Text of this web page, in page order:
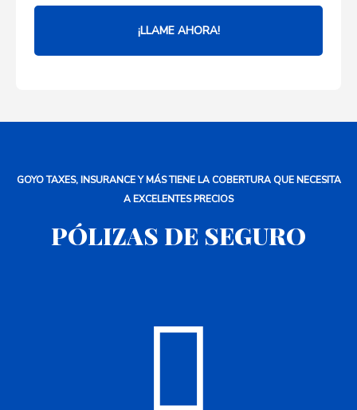
¡LLAME AHORA!
GOYO TAXES, INSURANCE Y MÁS TIENE LA COBERTURA QUE NECESITA
A EXCELENTES PRECIOS
PÓLIZAS DE SEGURO